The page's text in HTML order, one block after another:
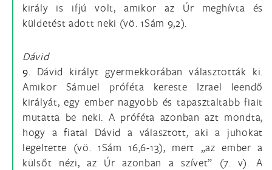
király is ifjú volt, amikor az Úr meghívta és
küldetést adott neki (vö. 1Sám 9,2).
Dávid
9. Dávid királyt gyermekkorában választották ki.
Amikor Sámuel próféta kereste Izrael leendő
királyát, egy ember nagyobb és tapasztaltabb fiait
mutatta be neki. A próféta azonban azt mondta,
hogy a fiatal Dávid a választott, aki a juhokat
legeltette (vö. 1Sám 16,6-13), mert „az ember a
külsőt nézi, az Úr azonban a szívet” (7. v). A